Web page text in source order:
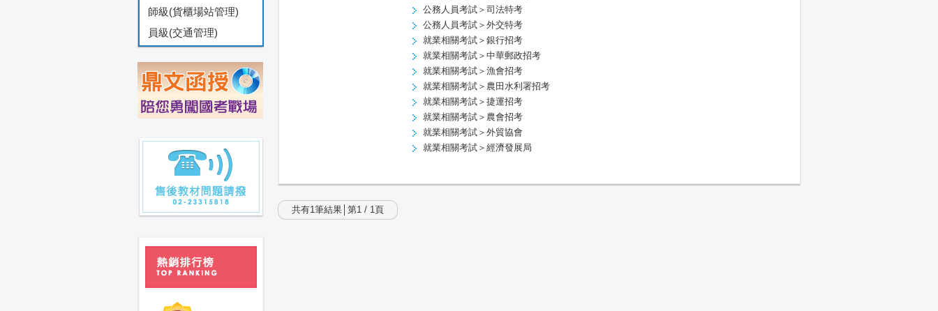
師級(貨櫃場站管理)
員級(交通管理)
公務人員考試＞司法特考
公務人員考試＞外交特考
就業相關考試＞銀行招考
就業相關考試＞中華郵政招考
就業相關考試＞漁會招考
就業相關考試＞農田水利署招考
就業相關考試＞捷運招考
就業相關考試＞農會招考
就業相關考試＞外貿協會
就業相關考試＞經濟發展局
共有1筆結果│第1 / 1頁